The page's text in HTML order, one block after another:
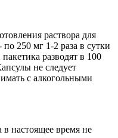
раствора для
250 мг 1-2 раза в сутки
разводят в 100
не следует
с алкогольными
в настоящее время не